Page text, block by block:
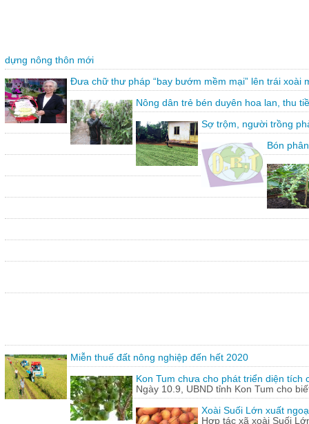
dựng nông thôn mới
Đưa chữ thư pháp “bay bướm mềm mại” lên trái xoài
Nông dân trẻ bén duyên hoa lan, thu
Sợ trộm, người trồng
Bón
Miễn thuế đất nông nghiệp đến hết 2020
Kon Tum chưa cho phát triển diện tích
Ngày 10.9, UBND tỉnh Kon Tum cho
Xoài Suối Lớn xuất
Hợp tác xã xoài Suối